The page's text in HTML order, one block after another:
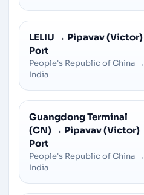
LELIU → Pipavav (Victor)
Port
People's Republic of China →
India
Guangdong Terminal
(CN) → Pipavav (Victor)
Port
People's Republic of China →
India